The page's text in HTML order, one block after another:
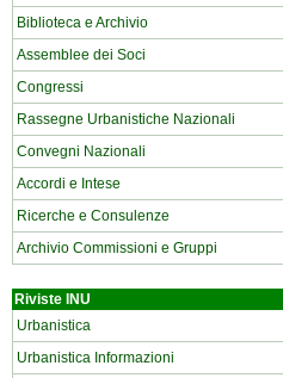
Biblioteca e Archivio
Assemblee dei Soci
Congressi
Rassegne Urbanistiche Nazionali
Convegni Nazionali
Accordi e Intese
Ricerche e Consulenze
Archivio Commissioni e Gruppi
Riviste INU
Urbanistica
Urbanistica Informazioni